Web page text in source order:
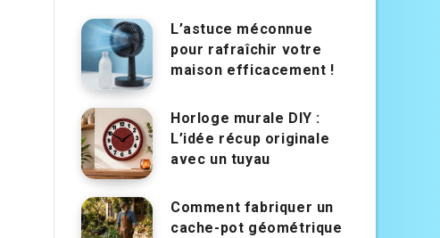
L’astuce méconnue
pour rafraîchir votre
maison efficacement !
Horloge murale DIY :
L’idée récup originale
avec un tuyau
Comment fabriquer un
cache-pot géométrique